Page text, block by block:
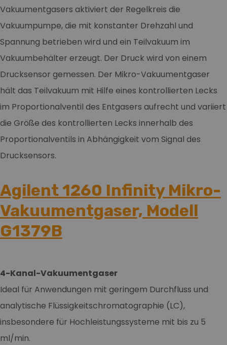
Vakuumentgasers aktiviert der Regelkreis die
Vakuumpumpe, die mit konstanter Drehzahl und
Spannung betrieben wird und ein Teilvakuum im
Vakuumbehälter erzeugt. Der Druck wird von einem
Drucksensor gemessen. Der Mikro-Vakuumentgaser
hält das Teilvakuum mit Hilfe eines kontrollierten Lecks
im Proportionalventil des Entgasers aufrecht und variiert
die Größe des kontrollierten Lecks innerhalb des
Proportionalventils in Abhängigkeit vom Signal des
Drucksensors.
Agilent 1260 Infinity Mikro-
Vakuumentgaser, Modell
G1379B
4-Kanal-Vakuumentgaser
Ideal für Anwendungen mit geringem Durchfluss und
analytische Flüssigkeitschromatographie (LC),
insbesondere für Hochleistungssysteme mit bis zu 5
ml/min.